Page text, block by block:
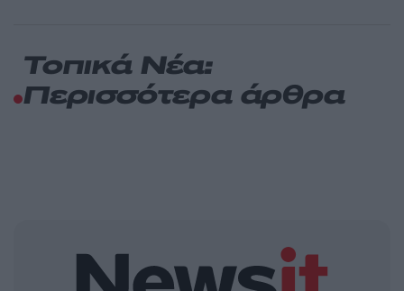
Τοπικά Νέα:
Περισσότερα άρθρα